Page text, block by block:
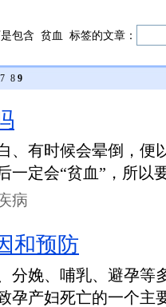
包含 贫血 标签的文章：
7 8 9
、有时候会晕倒，便
一定会“贫血”，所以
病
和预防
分娩、哺乳、避孕等
孕产妇死亡的一个主